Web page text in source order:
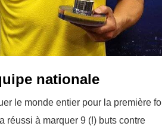
nationale
le monde entier pour la première
réussi à marquer 9 (!) buts contre